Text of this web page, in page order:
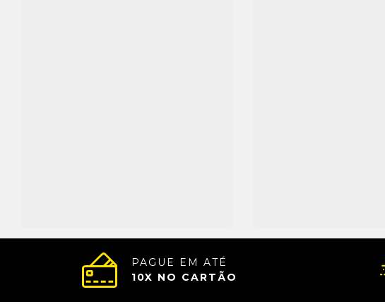
PAGUE EM ATÉ
10X NO CARTÃO